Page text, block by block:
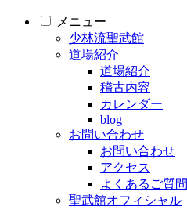
メニュー
少林流聖武館
道場紹介
道場紹介
稽古内容
カレンダー
blog
お問い合わせ
お問い合わせ
アクセス
よくあるご質問
聖武館オフィシャル